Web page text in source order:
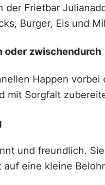
der Frietbar
Burger, Eis und
oder zwischendurch
Happen
mit Sorgfalt
und freundlich.
eine kleine